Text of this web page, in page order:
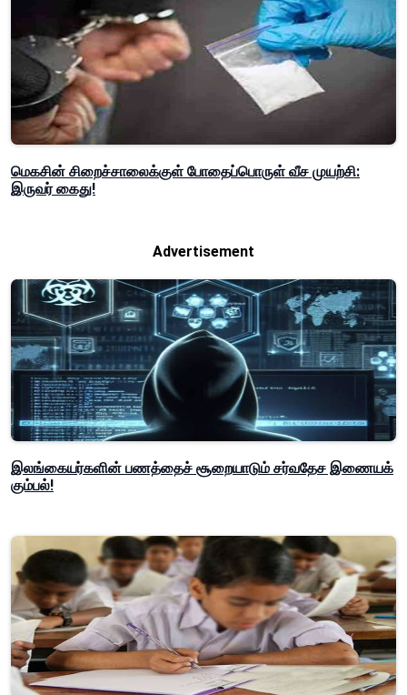
மெகசின் சிறைச்சாலைக்குள் போதைப்பொருள் வீச முயற்சி:
இருவர் கைது!
Advertisement
இலங்கையர்களின் பணத்தைச் சூறையாடும் சர்வதேச இணையக்
கும்பல்!